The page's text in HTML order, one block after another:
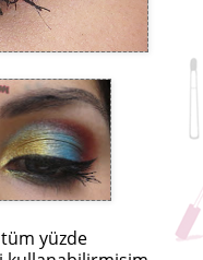
tüm yüzde